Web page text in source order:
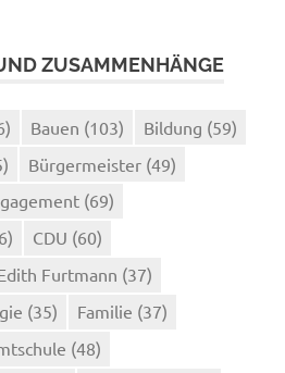
ZUSAMMENHÄNGE
Bauen (103) Bildung (59)
Bürgermeister (49)
(69)
CDU (60)
Furtmann (37)
(35) Familie (37)
(48)